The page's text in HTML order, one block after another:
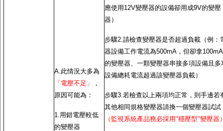
A.此情況大多為
「電壓不足」
，
原因可能為：
1.用錯電壓較低
的變壓器
應使用12V變壓器的設備卻用成9V的變壓
器）
步驟2.請檢查變壓器是否超過負載（例：
器設備工作電流為500mA，但卻拿100mA
的變壓器、一顆變壓器串接多項設備且多
設備總耗電流超過該變壓器負載）
步驟3.若檢查以上兩項均正常，則手邊若
其他相同規格變壓器請換一個變壓器試試
（監視系統產品務必採用"穩壓型"變壓器